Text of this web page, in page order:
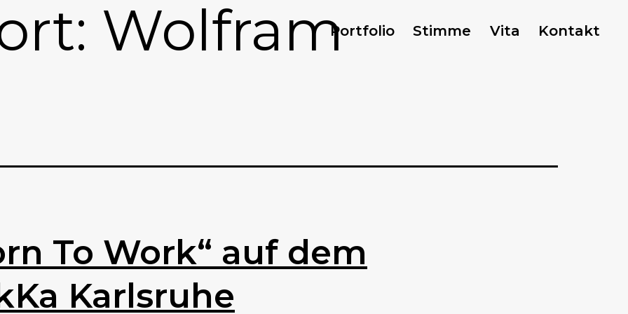
Portfolio Stimme Vita Kontakt
Wolfram
To Work“ auf dem
Karlsruhe